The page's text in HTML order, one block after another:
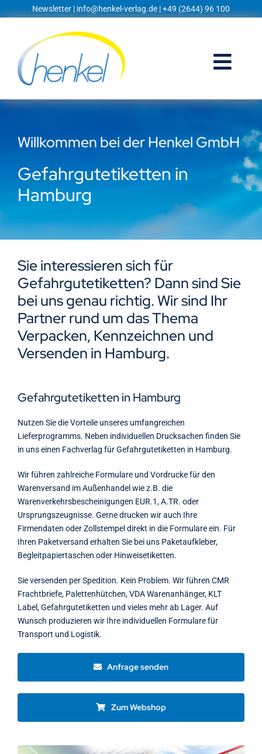
Inhalt
Newsletter | info@henkel-verlag.de | +49 (2644) 96 100
Startseite
Shop
Blog
Prospekte
Techniklexikon
Kontakt
Willkommen bei der Henkel GmbH
Gefahrgutetiketten in
Hamburg
Sie interessieren sich für
Gefahrgutetiketten? Dann sind Sie
bei uns genau richtig. Wir sind Ihr
Partner rund um das Thema
Verpacken, Kennzeichnen und
Versenden in Hamburg.
Gefahrgutetiketten in Hamburg
Nutzen Sie die Vorteile unseres umfangreichen
Lieferprogramms. Neben individuellen Drucksachen finden Sie
in uns einen Fachverlag für Gefahrgutetiketten in Hamburg.
Wir führen zahlreiche Formulare und Vordrucke für den
Warenversand im Außenhandel wie z.B. die
Warenverkehrsbescheinigungen EUR.1, A.TR. oder
Ursprungszeugnisse. Gerne drucken wir auch Ihre
Firmendaten oder Zollstempel direkt in die Formulare ein. Für
Ihren Paketversand erhalten Sie bei uns Paketaufkleber,
Begleitpapiertaschen oder Hinweisetiketten.
Sie versenden per Spedition. Kein Problem. Wir führen CMR
Frachtbriefe, Palettenhütchen, VDA Warenanhänger, KLT
Label, Gefahrgutetiketten und vieles mehr ab Lager. Auf
Wunsch produzieren wir Ihre individuellen Formulare für
Transport und Logistik.
Anfrage senden
Zum Webshop